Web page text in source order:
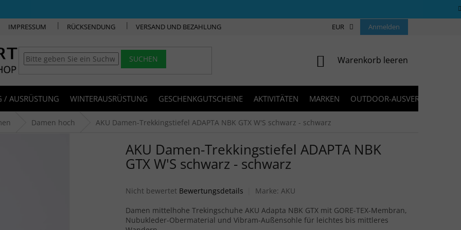
IMPRESSUM RÜCKSENDUNG VERSAND UND BEZAHLUNG KONTAKT FAQ
EUR Anmelden
SUCHEN WARENKORB
Warenkorb leeren
/ AUSRÜSTUNG WINTERAUSRÜSTUNG GESCHENKGUTSCHEINE AKTIVITÄTEN MARKEN OUTDOOR-AUSVERKAUF
Damen hoch AKU Damen-Trekkingstiefel ADAPTA NBK GTX W'S schwarz - schwarz
AKU Damen-Trekkingstiefel ADAPTA NBK
GTX W'S schwarz - schwarz
Die durchschnittliche Produktbewertung ist 0,0 von 5 Sternen.
Nicht bewertet Bewertungsdetails Marke: AKU
Damen mittelhohe Trekingschuhe AKU Adapta NBK GTX mit GORE-TEX-Membran,
Nubukleder-Obermaterial und Vibram-Außensohle für leichtes bis mittleres